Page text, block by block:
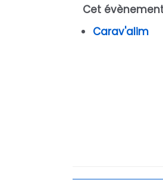
Cet
Carav'alim